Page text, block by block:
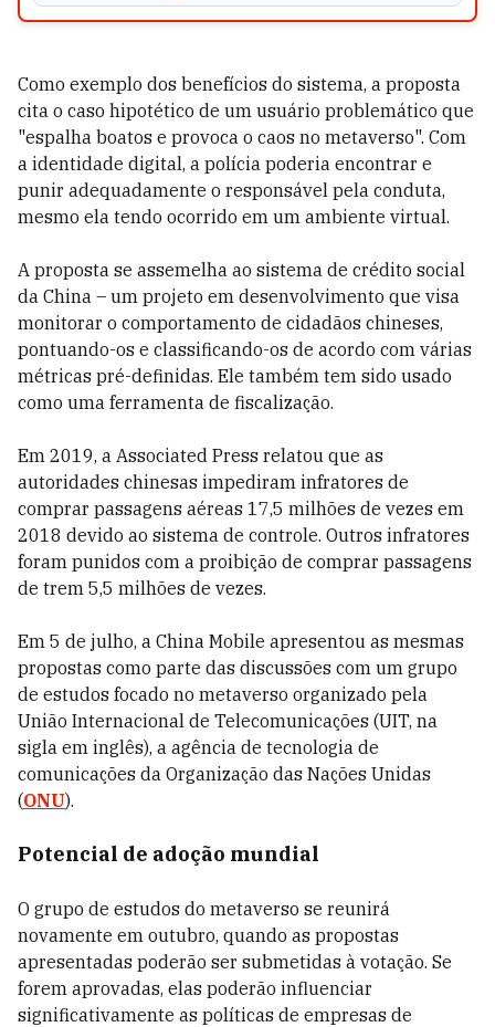
Como exemplo dos benefícios do sistema, a proposta
cita o caso hipotético de um usuário problemático que
"espalha boatos e provoca o caos no metaverso". Com
a identidade digital, a polícia poderia encontrar e
punir adequadamente o responsável pela conduta,
mesmo ela tendo ocorrido em um ambiente virtual.
A proposta se assemelha ao sistema de crédito social
da China – um projeto em desenvolvimento que visa
monitorar o comportamento de cidadãos chineses,
pontuando-os e classificando-os de acordo com várias
métricas pré-definidas. Ele também tem sido usado
como uma ferramenta de fiscalização.
Em 2019, a Associated Press relatou que as
autoridades chinesas impediram infratores de
comprar passagens aéreas 17,5 milhões de vezes em
2018 devido ao sistema de controle. Outros infratores
foram punidos com a proibição de comprar passagens
de trem 5,5 milhões de vezes.
Em 5 de julho, a China Mobile apresentou as mesmas
propostas como parte das discussões com um grupo
de estudos focado no metaverso organizado pela
União Internacional de Telecomunicações (UIT, na
sigla em inglês), a agência de tecnologia de
comunicações da Organização das Nações Unidas
(ONU).
Potencial de adoção mundial
O grupo de estudos do metaverso se reunirá
novamente em outubro, quando as propostas
apresentadas poderão ser submetidas à votação. Se
forem aprovadas, elas poderão influenciar
significativamente as políticas de empresas de